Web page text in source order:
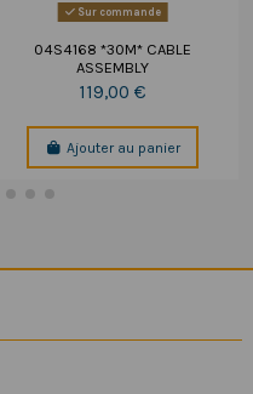
Sur commande
04S4168 *30M* CABLE
ASSEMBLY
119,00 €
Ajouter au panier